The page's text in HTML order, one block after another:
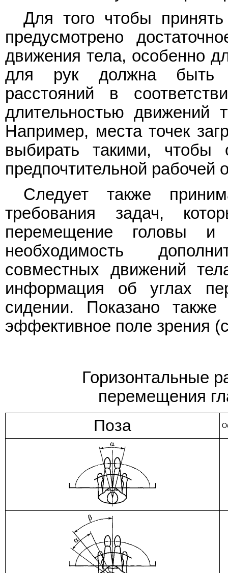
Для того чтобы
предусмотрено
движения тела, особенно
для рук должна быть
расстояний в
длительностью движений
Например, места точек
выбирать такими, чтобы
предпочтительной рабочей
Следует также
требования задач,
перемещение головы
необходимость
совместных движений
информация об углах
сидении. Показано
эффективное поле зрения
Горизонтальные
перемещения
Поза